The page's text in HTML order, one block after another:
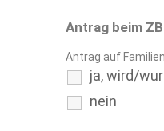
Antrag beim
ja, wird/
nein
Antrag auf